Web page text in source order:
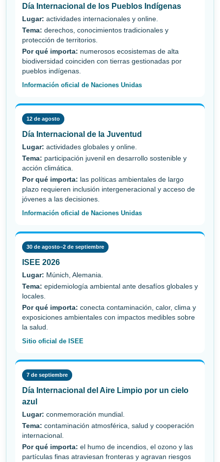
Día Internacional de los Pueblos Indígenas
Lugar: actividades internacionales y online.
Tema: derechos, conocimientos tradicionales y
protección de territorios.
Por qué importa: numerosos ecosistemas de alta
biodiversidad coinciden con tierras gestionadas por
pueblos indígenas.
Información oficial de Naciones Unidas
12 de agosto
Día Internacional de la Juventud
Lugar: actividades globales y online.
Tema: participación juvenil en desarrollo sostenible y
acción climática.
Por qué importa: las políticas ambientales de largo
plazo requieren inclusión intergeneracional y acceso de
jóvenes a las decisiones.
Información oficial de Naciones Unidas
30 de agosto–2 de septiembre
ISEE 2026
Lugar: Múnich, Alemania.
Tema: epidemiología ambiental ante desafíos globales y
locales.
Por qué importa: conecta contaminación, calor, clima y
exposiciones ambientales con impactos medibles sobre
la salud.
Sitio oficial de ISEE
7 de septiembre
Día Internacional del Aire Limpio por un cielo
azul
Lugar: conmemoración mundial.
Tema: contaminación atmosférica, salud y cooperación
internacional.
Por qué importa: el humo de incendios, el ozono y las
partículas finas atraviesan fronteras y agravan riesgos